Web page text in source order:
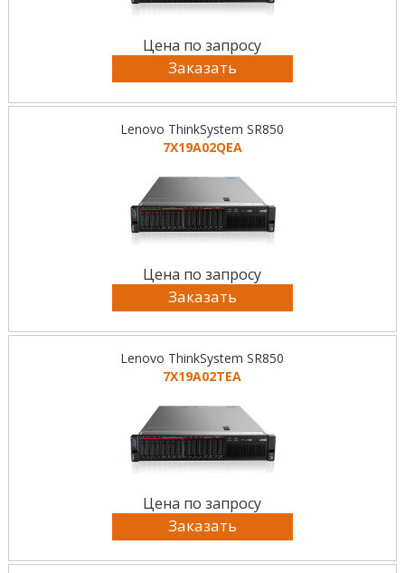
Цена по запросу
Заказать
Lenovo ThinkSystem SR850
7X19A02QEA
Цена по запросу
Заказать
Lenovo ThinkSystem SR850
7X19A02TEA
Цена по запросу
Заказать